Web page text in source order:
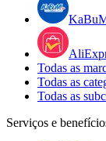
Todas as
Todas as
Todas as
Serviços e